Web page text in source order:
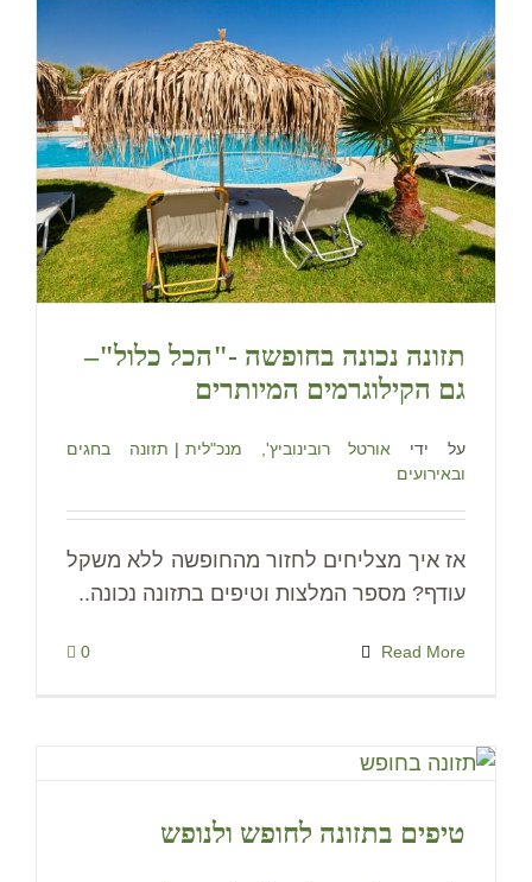
תזונה נכונה בחופשה -"הכל כלול"–
גם הקילוגרמים המיותרים
על ידי אורטל רובינוביץ', מנכ"לית | תזונה בחגים
ובאירועים
אז איך מצליחים לחזור מהחופשה ללא משקל
עודף? מספר המלצות וטיפים בתזונה נכונה..
Read More
0
טיפים בתזונה לחופש ולנופש